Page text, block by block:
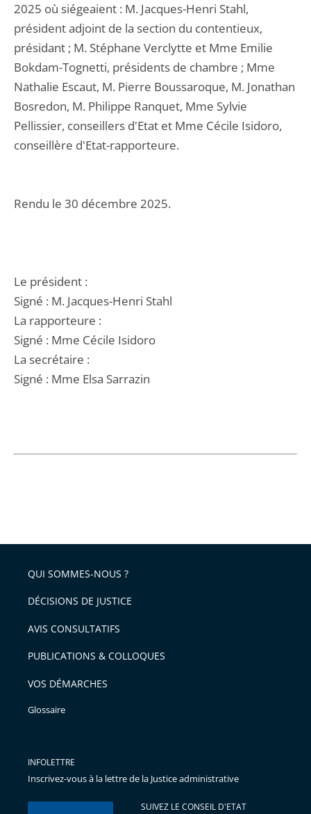
2025 où siégeaient : M. Jacques-Henri Stahl,
président adjoint de la section du contentieux,
présidant ; M. Stéphane Verclytte et Mme Emilie
Bokdam-Tognetti, présidents de chambre ; Mme
Nathalie Escaut, M. Pierre Boussaroque, M. Jonathan
Bosredon, M. Philippe Ranquet, Mme Sylvie
Pellissier, conseillers d'Etat et Mme Cécile Isidoro,
conseillère d'Etat-rapporteure.
Rendu le 30 décembre 2025.
Le président :
Signé : M. Jacques-Henri Stahl
La rapporteure :
Signé : Mme Cécile Isidoro
La secrétaire :
Signé : Mme Elsa Sarrazin
QUI SOMMES-NOUS ?
DÉCISIONS DE JUSTICE
AVIS CONSULTATIFS
PUBLICATIONS & COLLOQUES
VOS DÉMARCHES
Glossaire
INFOLETTRE
Inscrivez-vous à la lettre de la Justice administrative
SUIVEZ LE CONSEIL D'ETAT